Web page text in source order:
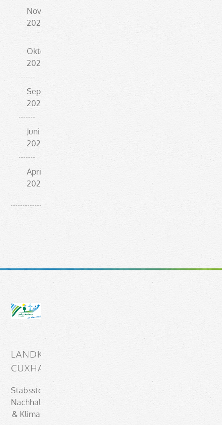
November
2022
Oktober
2022
September
2022
Juni
2022
April
2022
LANDKREIS
CUXHAVEN
Stabsstelle
Nachhaltigkeit
& Klima